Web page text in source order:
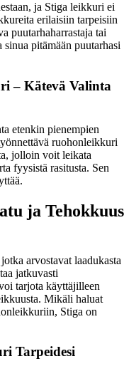
ja Stiga leikkuri ei
erilaisiin tarpeisiin
puutarhaharrastaja tai
pitämään puutarhasi
– Kätevä Valinta
etenkin pienempien
ruohonleikkuri
jolloin voit leikata
fyysistä rasitusta. Sen
ja Tehokkuus
arvostavat laadukasta
jatkuvasti
tarjota käyttäjilleen
Mikäli haluat
Stiga on
Tarpeidesi